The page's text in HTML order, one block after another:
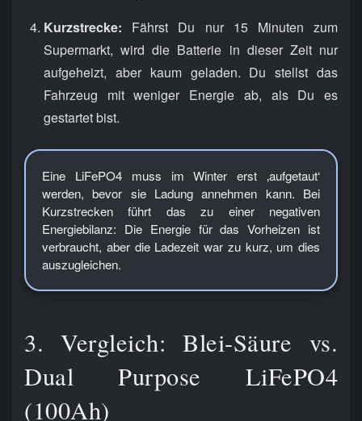
Kurzstrecke: Fährst Du nur 15 Minuten zum
Supermarkt, wird die Batterie in dieser Zeit nur
aufgeheizt, aber kaum geladen. Du stellst das
Fahrzeug mit weniger Energie ab, als Du es
gestartet bist.
Eine LiFePO4 muss im Winter erst ‚aufgetaut‘
werden, bevor sie Ladung annehmen kann. Bei
Kurzstrecken führt das zu einer negativen
Energiebilanz: Die Energie für das Vorheizen ist
verbraucht, aber die Ladezeit war zu kurz, um dies
auszugleichen.
3. Vergleich: Blei-Säure vs.
Dual Purpose LiFePO4
(100Ah)